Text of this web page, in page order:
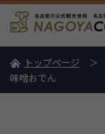
トップページ
味噌おでん